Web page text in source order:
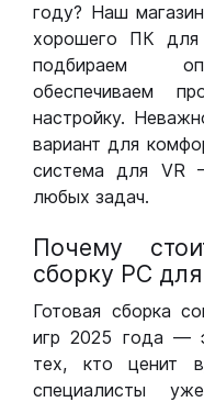
году? Наш
хорошего ПК
подбираем
обеспечиваем
настройку.
вариант для
система для VR
любых задач.
Почему
сборку РС
Готовая сборка
игр 2025 года —
тех, кто ценит
специалисты